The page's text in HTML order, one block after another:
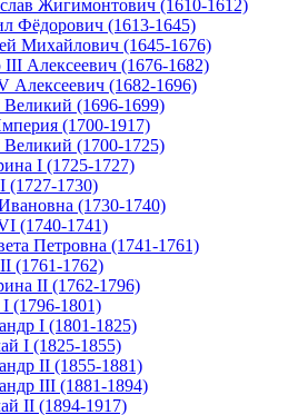
Жигимонтович (1610-1612)
Фёдорович (1613-1645)
Михайлович (1645-1676)
Алексеевич (1676-1682)
Алексеевич (1682-1696)
(1696-1699)
(1700-1917)
(1700-1725)
I (1725-1727)
(1727-1730)
(1730-1740)
(1740-1741)
Петровна (1741-1761)
(1761-1762)
II (1762-1796)
(1796-1801)
I (1801-1825)
I (1825-1855)
II (1855-1881)
III (1881-1894)
II (1894-1917)